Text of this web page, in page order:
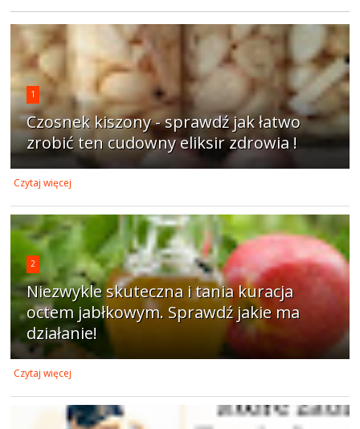
1
Czosnek kiszony - sprawdź jak łatwo
zrobić ten cudowny eliksir zdrowia !
Czytaj więcej
2
Niezwykle skuteczna i tania kuracja
octem jabłkowym. Sprawdź jakie ma
działanie!
Czytaj więcej